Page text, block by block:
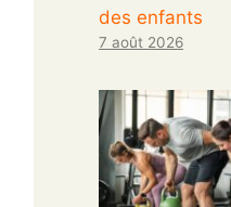
des enfants
7 août 2026